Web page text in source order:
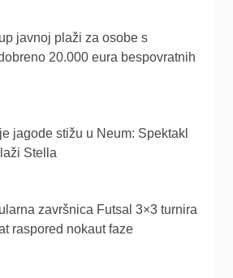
javnoj plaži za osobe s
20.000 eura bespovratnih
jagode stižu u Neum: Spektakl
Stella
završnica Futsal 3×3 turnira
raspored nokaut faze